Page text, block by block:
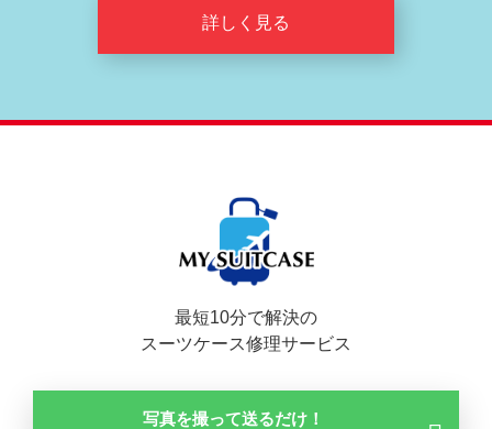
詳しく見る
最短10分で解決の
スーツケース修理サービス
写真を撮って送るだけ！